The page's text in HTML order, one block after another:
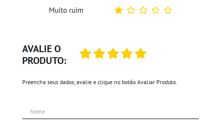
AVALIE O
PRODUTO:
Preencha seus dados, avalie e clique no botão Avaliar Produto.
Muito ruim